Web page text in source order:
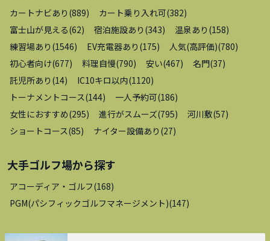
カートナビあり (889) カート乗り入れ可(382)
富士山が見える(62) 宿泊施設あり (343) 温泉あり (158)
練習場あり (1546) EV充電器あり (175) 人気(高評価)(780)
初心者向け(677) 料理自慢(790) 安い(467) 名門(37)
託児所あり (14) IC10キロ以内(1120)
トーナメントコース(144) 一人予約可(186)
女性におすすめ(295) 進行がスムーズ(795) 河川敷(57)
ショートコース(85) ナイター設備あり (27)
大手ゴルフ場から探す
アコーディア・ゴルフ(168)
PGM(パシフィックゴルフマネージメント)(147)